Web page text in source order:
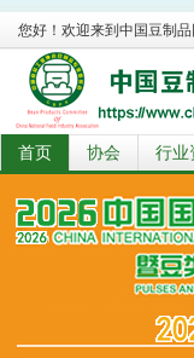
您好！欢迎来到中国豆制品
首页 协会 行业